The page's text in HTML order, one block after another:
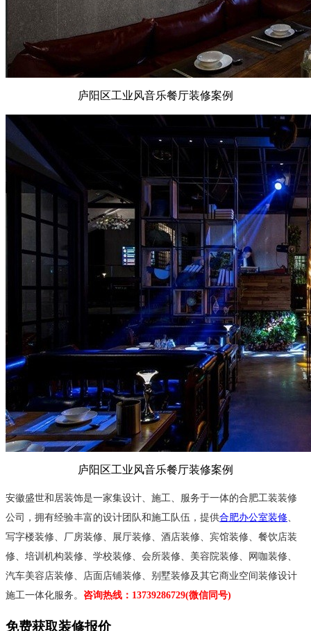
庐阳区工业风音乐餐厅装修案例
庐阳区工业风音乐餐厅装修案例
安徽盛世和居装饰是一家集设计、施工、服务于一体的合肥工装装修
公司， 拥有经验丰富的设计团队和施工队伍， 提供合肥办公室装修
写字楼装修、厂房装修、展厅装修、酒店装修、 宾馆装修、 餐饮店装
修、培训机构装修、学校装修、会所装修、美容院装修、网咖装修、
汽车美容店装修、店面店铺装修、别墅装修及其它商业空间装修设计
施工一体化服务。 咨询热线：13739286729(微信同号)
免费获取装修报价